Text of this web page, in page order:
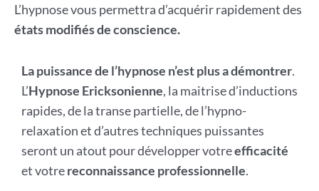
L’hypnose vous permettra d’acquérir rapidement des
états modifiés de conscience.
La puissance de l’hypnose n’est plus a démontrer.
L’Hypnose Ericksonienne, la maitrise d’inductions
rapides, de la transe partielle, de l’hypno-
relaxation et d’autres techniques puissantes
seront un atout pour développer votreefficacité
et votrereconnaissance professionnelle.